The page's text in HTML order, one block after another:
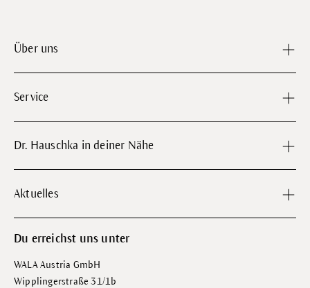
Über uns
Service
Dr. Hauschka in deiner Nähe
Aktuelles
Du erreichst uns unter
WALA Austria GmbH
Wipplingerstraße 31/1b